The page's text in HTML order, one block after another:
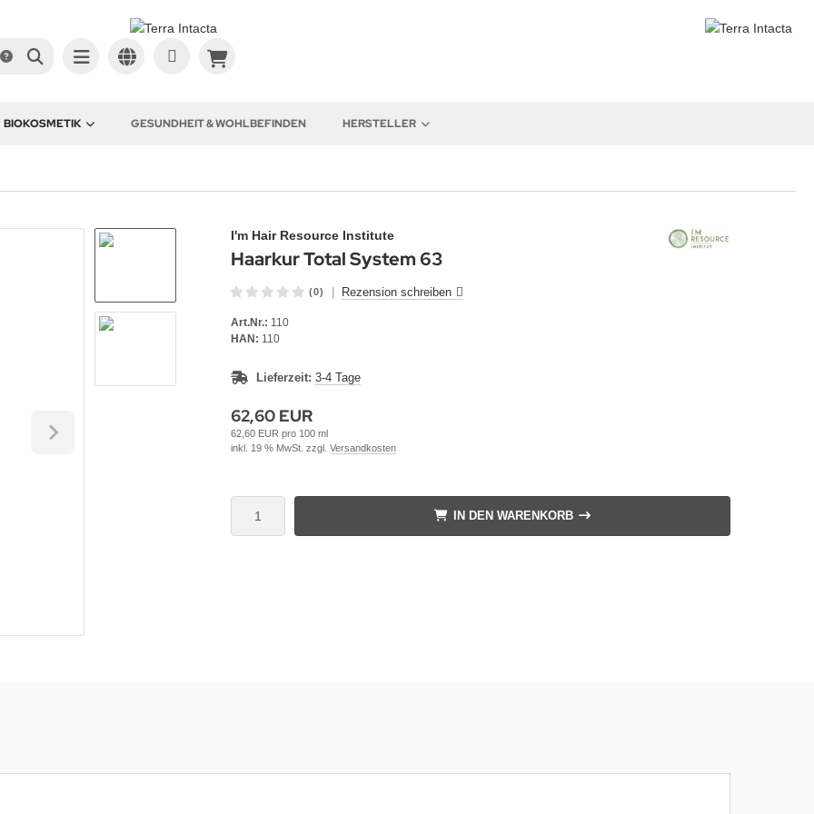
BIOKOSMETIK GESUNDHEIT & WOHLBEFINDEN HERSTELLER
I'm Hair Resource Institute
Haarkur Total System 63
(0) Rezension schreiben
Art.Nr.: 110
HAN: 110
Lieferzeit: 3-4 Tage
62,60 EUR
62,60 EUR pro 100 ml
inkl. 19 % MwSt. zzgl. Versandkosten
IN DEN WARENKORB